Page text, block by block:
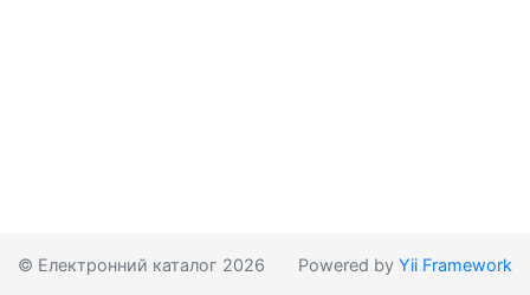
© Електронний каталог 2026 Powered by Yii Framework